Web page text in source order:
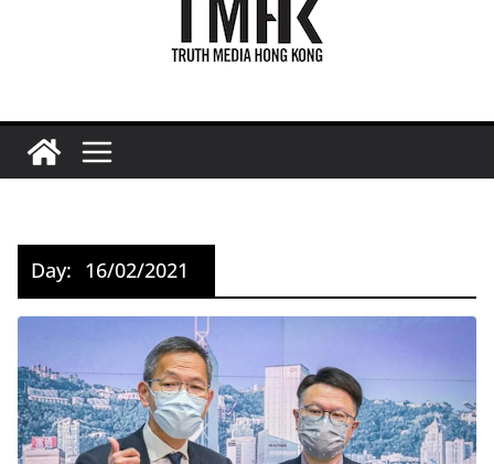
Day: 16/02/2021